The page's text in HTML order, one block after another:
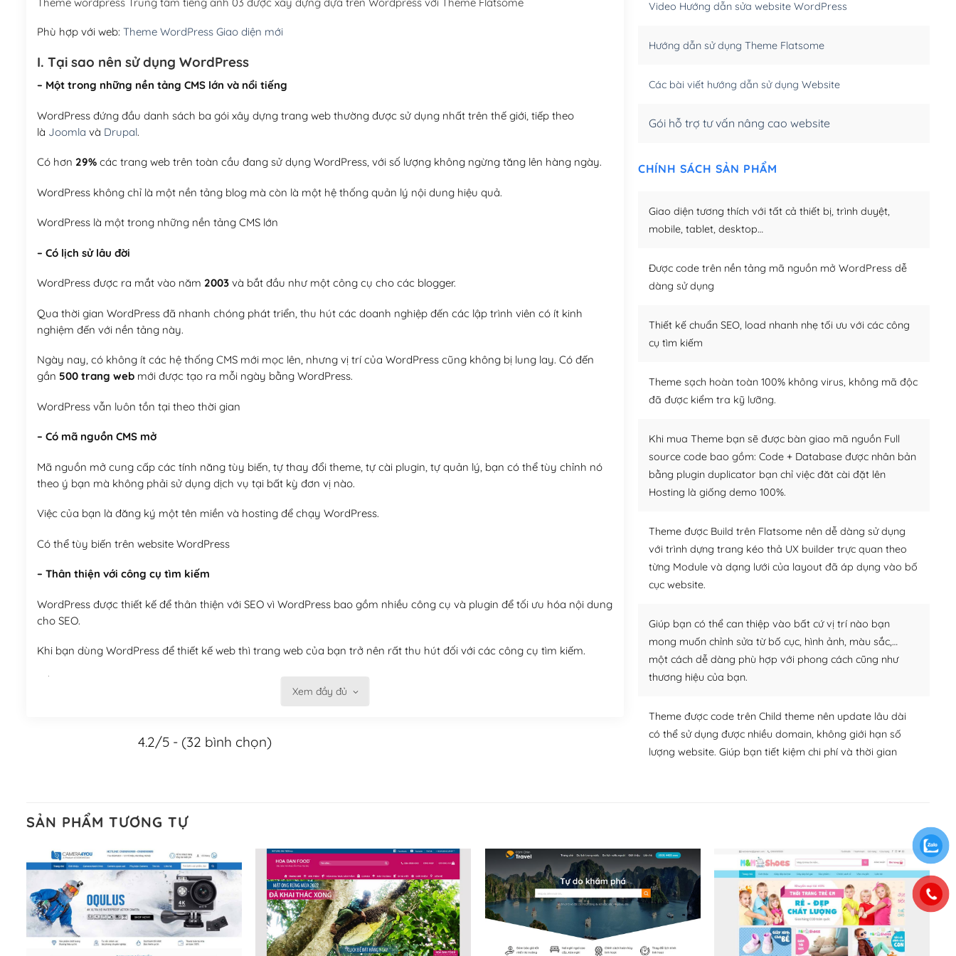
(+950,000₫)
Theme wordpress Trung tâm tiếng anh 03 được xây dựng dựa trên Wordpress với Theme Flatsome
Phù hợp với web: Theme WordPress Giao diện mới
I. Tại sao nên sử dụng WordPress
– Một trong những nền tảng CMS lớn và nổi tiếng
WordPress đứng đầu danh sách ba gói xây dựng trang web thường được sử dụng nhất trên thế giới, tiếp theo
là Joomla và Drupal.
Có hơn 29%các trang web trên toàn cầu đang sử dụng WordPress, với số lượng không ngừng tăng lên hàng ngày.
WordPress không chỉ là một nền tảng blog mà còn là một hệ thống quản lý nội dung hiệu quả.
WordPress là một trong những nền tảng CMS lớn
– Có lịch sử lâu đời
WordPress được ra mắt vào năm 2003và bắt đầu như một công cụ cho các blogger.
Qua thời gian WordPress đã nhanh chóng phát triển, thu hút các doanh nghiệp đến các lập trình viên có ít kinh
nghiệm đến với nền tảng này.
Ngày nay, có không ít các hệ thống CMS mới mọc lên, nhưng vị trí của WordPress cũng không bị lung lay. Có đến
gần 500 trang webmới được tạo ra mỗi ngày bằng WordPress.
WordPress vẫn luôn tồn tại theo thời gian
– Có mã nguồn CMS mở
Mã nguồn mở cung cấp các tính năng tùy biến, tự thay đổi theme, tự cài plugin, tự quản lý, bạn có thể tùy chỉnh nó
theo ý bạn mà không phải sử dụng dịch vụ tại bất kỳ đơn vị nào.
Việc của bạn là đăng ký một tên miền và hosting để chạy WordPress.
Có thể tùy biến trên website WordPress
– Thân thiện với công cụ tìm kiếm
WordPress được thiết kế để thân thiện với SEO vì WordPress bao gồm nhiều công cụ và plugin để tối ưu hóa nội dung
cho SEO.
Khi bạn dùng WordPress để thiết kế web thì trang web của bạn trở nên rất thu hút đối với các công cụ tìm kiếm.
Tối ưu hóa công cụ tìm kiếm
Khi bạn sử dụng WordPress, thì vấn đề giao diện của bạn trở nên dễ dàng và nhanh chóng. Với kho Theme
– Sở hữu một cộng đồng lớn, sẵn sàng hỗ trợ
WordPress là nơi lưu trữ cho một diễn đàn cộng đồng khổng lồ được kiểm duyệt bởi các nhân viên và những người
cuồng tín WordPress.
Nếu bạn gặp khó khăn, bạn có thể lên mạng và tìm kiếm những cộng đồng WordPress, họ sẽ giúp bạn trả lời, giải
Xem đầy đủ
4.2/5 - (32 bình chọn)
Video Hướng dẫn sửa website WordPress
Hướng dẫn sử dụng Theme Flatsome
Các bài viết hướng dẫn sử dụng Website
Gói hỗ trợ tư vấn nâng cao website
CHÍNH SÁCH SẢN PHẨM
Giao diện tương thích với tất cả thiết bị, trình duyệt,
mobile, tablet, desktop…
Được code trên nền tảng mã nguồn mở WordPress dễ
dàng sử dụng
Thiết kế chuẩn SEO, load nhanh nhẹ tối ưu với các công
cụ tìm kiếm
Theme sạch hoàn toàn 100% không virus, không mã độc
đã được kiểm tra kỹ lưỡng.
Khi mua Theme bạn sẽ được bàn giao mã nguồn Full
source code bao gồm: Code + Database được nhân bản
bằng plugin duplicator bạn chỉ việc đăt cài đặt lên
Hosting là giống demo 100%.
Theme được Build trên Flatsome nên dễ dàng sử dụng
với trình dựng trang kéo thả UX builder trực quan theo
từng Module và dạng lưới của layout đã áp dụng vào bố
cục website.
Giúp bạn có thể can thiệp vào bất cứ vị trí nào bạn
mong muốn chỉnh sửa từ bố cục, hình ảnh, màu sắc,…
một cách dễ dàng phù hợp với phong cách cũng như
thương hiệu của bạn.
Theme được code trên Child theme nên update lâu dài
có thể sử dụng được nhiều domain, không giới hạn số
lượng website. Giúp bạn tiết kiệm chi phí và thời gian
SẢN PHẨM TƯƠNG TỰ